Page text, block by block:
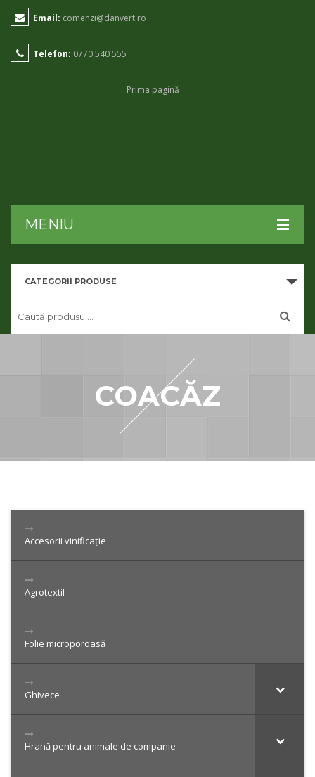
Email: comenzi@danvert.ro
Telefon: 0770 540 555
Prima pagină
MENIU
HOME
CONTUL MEU
CATEGORII PRODUSE
COACĂZ
Accesorii vinificație
Agrotextil
Folie microporoasă
Ghivece
Hrană pentru animale de companie